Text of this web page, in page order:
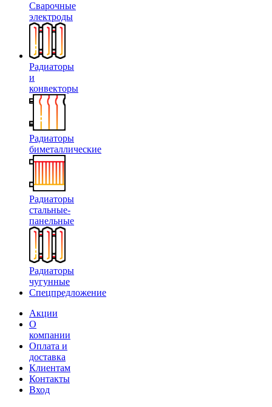
Сварочные
электроды
Радиаторы
и
конвекторы
Радиаторы
биметаллические
Радиаторы
стальные-
панельные
Радиаторы
чугунные
Спецпредложение
Акции
О
компании
Оплата и
доставка
Клиентам
Контакты
Вход